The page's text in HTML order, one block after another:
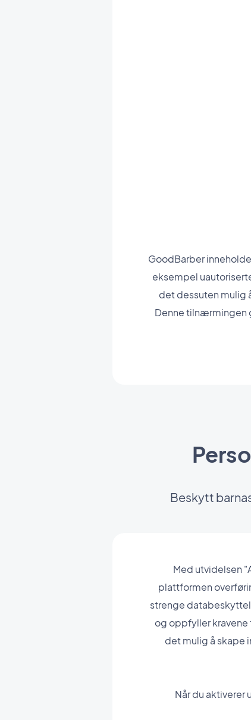
GoodBarber
eksempel
det dessuten mulig
Denne tilnærmingen
Beskytt
Med utvidelsen
plattformen
strenge
og oppfyller
det mulig å skape
Når du aktiverer